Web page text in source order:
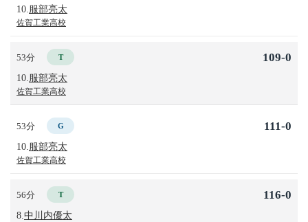
10. 服部亮太
佐賀工業高校
53分 T
10. 服部亮太
佐賀工業高校
109-0
53分 G
10. 服部亮太
佐賀工業高校
111-0
56分 T
8. 中川内優太
116-0